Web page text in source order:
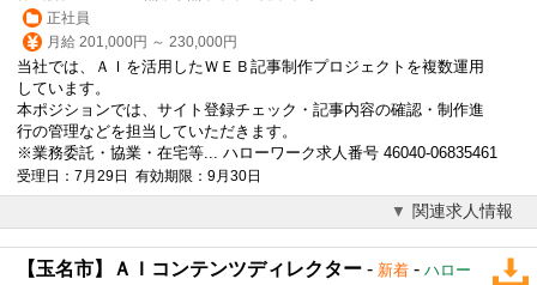
正社員
月給 201,000円 ～ 230,000円
当社では、ＡＩを活用したＷＥＢ記事制作プロジェクトを複数運用
しています。
本ポジションでは、サイト登録チェック・記事内容の確認・制作進
行の管理などを担当していただきます。
※業務委託・協業・在宅等... ハローワーク求人番号 46040-06835461
受理日：7月29日 有効期限：9月30日
関連求人情報
【玉名市】ＡＩコンテンツディレクター - 新着 - ハロー